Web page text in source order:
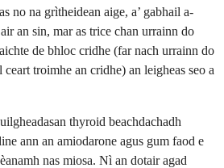
no na grìtheidean aige, a’ gabhail a-
an sin, mar as trice chan urrainn do
de bhloc cridhe (far nach urrainn do
troimhe an cridhe) an leigheas seo a
thyroid beachdachadh
ann an amiodarone agus gum faod e
nas miosa. Nì an dotair agad